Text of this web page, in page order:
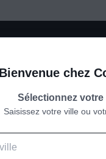
- multimédia
Bienvenue chez
Sélectionnez votre
Saisissez votre ville ou